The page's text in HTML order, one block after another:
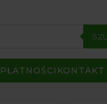
PŁATNOŚCI KONTAKT